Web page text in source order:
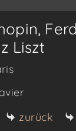
Liszt
zurück